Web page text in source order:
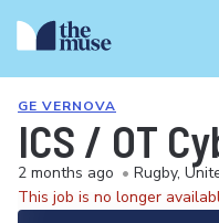
GE VERNOVA
ICS / OT
2 months ago • Rugby,
This job is no longer